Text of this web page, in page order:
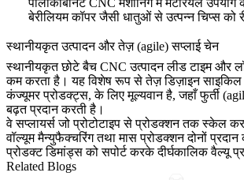
बेरीलियम कॉपरजैसी धातुओं से उत्पन्न चिप्स को
स्थानीयकृत उत्पादन और तेज़ (agile) सप्लाई चेन
स्थानीयकृत छोटे बैच CNC उत्पादन लीड टाइम और
कम करता है। यह विशेष रूप से तेज़ डिज़ाइन साइकिल
कंज्यूमर प्रोडक्ट्स, के लिए मूल्यवान है, जहाँ फुर्ती
बढ़त प्रदान करती है।
वे सप्लायर्स जो प्रोटोटाइप से प्रोडक्शन तक
वॉल्यूम मैन्युफैक्चरिंगतथामास प्रोडक्शनदोनों
प्रोडक्ट डिमांड्स को सपोर्ट करके दीर्घकालिक वैल्यू
Related Blogs